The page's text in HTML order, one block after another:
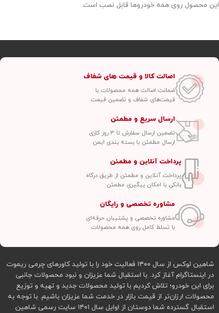
این محصول روی همه خودروها قابل نصب است.
اصالت کالا و قیمت های شفاف
ضمانت اصالت همه محصولات با
قیمت‌های شفاف و تضمین قیمت
ارسال سریع و مطمئن
تضمین ارسال سفارش تا ۳ روز کاری
ارسال مطمئن با بسته بندی ایمن
پرداخت آنلاین و مطمئن
پرداخت آنلاین و مطمئن از طریق درگاه
بانکی با امکان پیگیری مطمئن
مشاوره تخصصی و رایگان
مشاوره تخصصی و پشتیبان حرفه‌ای
با تسلط کامل روی همه محصولات
شاهین لوکس از سال ۱۴۰۰ فعالیت خود را با تولید کاورهای چرمی ریموت
در اینستاگرام آغاز کرد. با استقبال شما عزیزان و نبود محصولات جانبی
برای این خودرو؛ تلاش کردیم با تولید محصولات جدید و تهیه و توزیع
محصولات ارزان‌تر از قیمت بازار در خدمت شما عزیزان باشیم. با توجه به
استقبال گسترده شما دوستان از اوایل سال ۱۴۰۱ سایت رسمی شاهین